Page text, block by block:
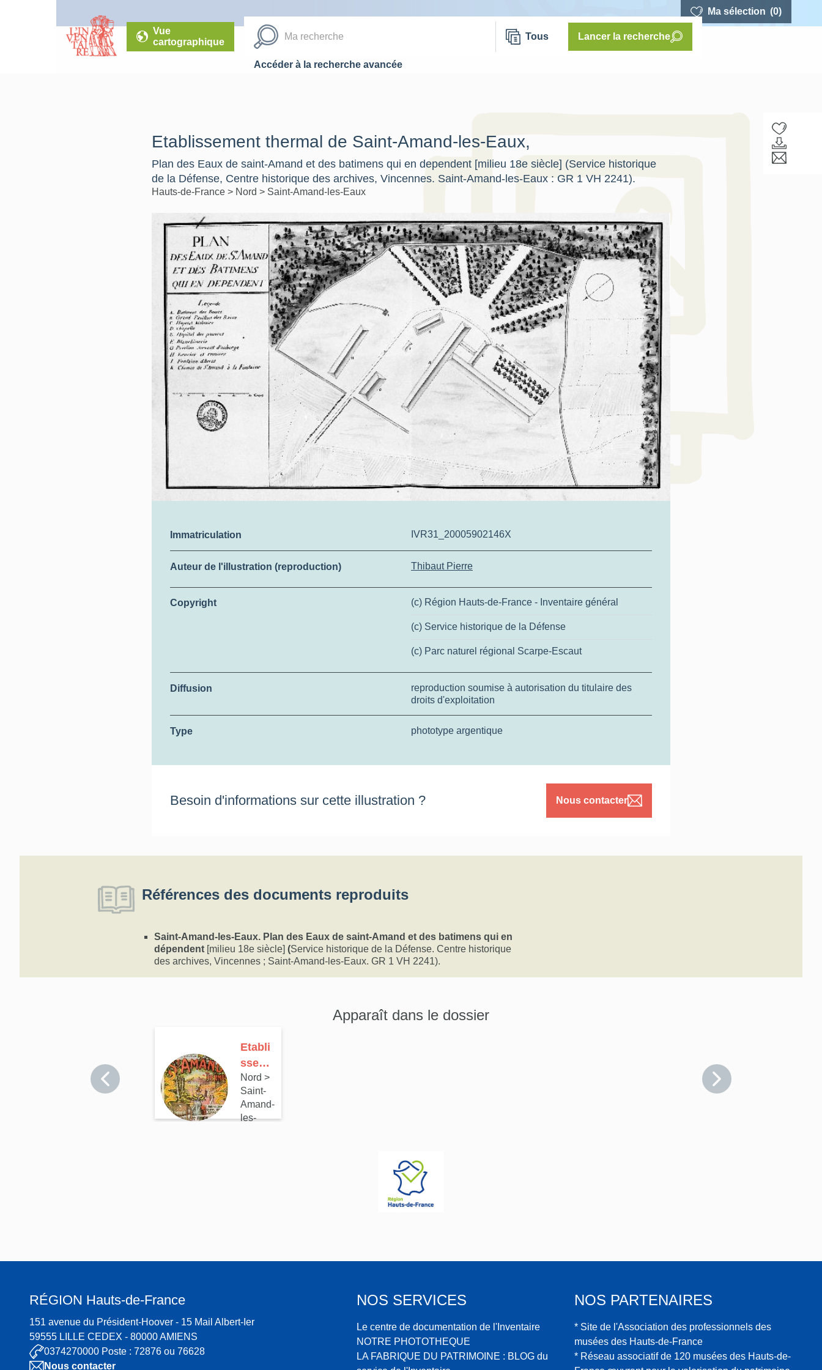
Ma sélection (0)
Vue
cartographique
Tous Lancer la recherche
Accéder à la recherche avancée
Etablissement thermal de Saint-Amand-les-Eaux,
Plan des Eaux de saint-Amand et des batimens qui en dependent [milieu 18e siècle] (Service historique
de la Défense, Centre historique des archives, Vincennes. Saint-Amand-les-Eaux : GR 1 VH 2241).
Hauts-de-France > Nord > Saint-Amand-les-Eaux
Immatriculation IVR31_20005902146X
Auteur de l'illustration (reproduction) Thibaut Pierre
Copyright (c) Région Hauts-de-France - Inventaire général
(c) Service historique de la Défense
(c) Parc naturel régional Scarpe-Escaut
Diffusion
reproduction soumise à autorisation du titulaire des
droits d'exploitation
Type phototype argentique
Besoin d'informations sur cette illustration ? Nous contacter
Références des documents reproduits
Saint-Amand-les-Eaux. Plan des Eaux de saint-Amand et des batimens qui en
dépendent [milieu 18e siècle] (Service historique de la Défense. Centre historique
des archives, Vincennes ; Saint-Amand-les-Eaux. GR 1 VH 2241).
Apparaît dans le dossier
Etabli
sseme
nt
therm
al de
Nord >
Saint-
Amand-
les-
RÉGION Hauts-de-France
151 avenue du Président-Hoover - 15 Mail Albert-Ier
59555 LILLE CEDEX - 80000 AMIENS
0374270000 Poste : 72876 ou 76628
Nous contacter
NOS SERVICES
Le centre de documentation de l'Inventaire
NOTRE PHOTOTHEQUE
LA FABRIQUE DU PATRIMOINE : BLOG du
NOS PARTENAIRES
* Site de l'Association des professionnels des
musées des Hauts-de-France
* Réseau associatif de 120 musées des Hauts-de-